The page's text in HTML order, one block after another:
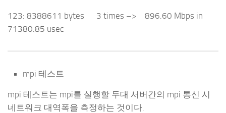
123: 8388611 bytes 3 times –> 896.60 Mbps in
71380.85 usec
mpi 테스트
mpi 테스트는 mpi를 실행할 두대 서버간의 mpi 통신 시
네트워크 대역폭을 측정하는 것이다.